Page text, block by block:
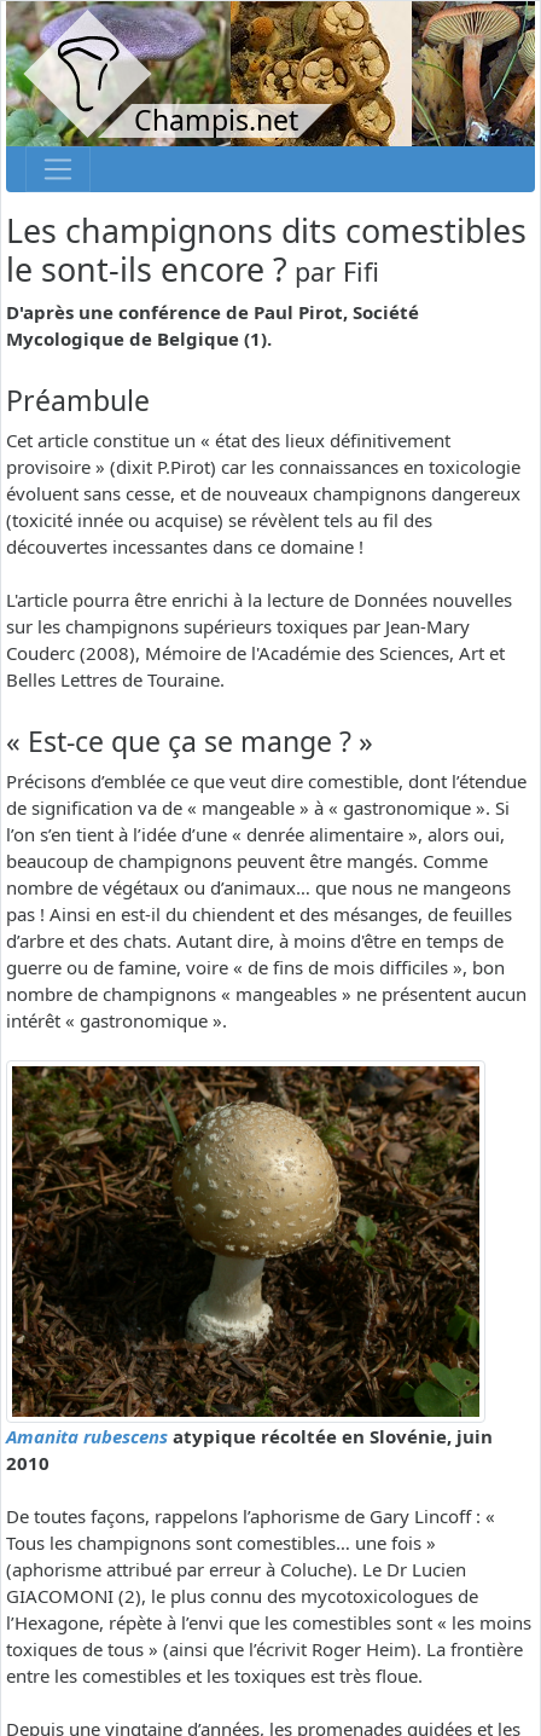
Champis.net
Les champignons dits comestibles
le sont-ils encore ? par Fifi
D'après une conférence de Paul Pirot, Société
Mycologique de Belgique (1).
Préambule
Cet article constitue un « état des lieux définitivement
provisoire » (dixit P.Pirot) car les connaissances en toxicologie
évoluent sans cesse, et de nouveaux champignons dangereux
(toxicité innée ou acquise) se révèlent tels au fil des
découvertes incessantes dans ce domaine !
L'article pourra être enrichi à la lecture de Données nouvelles
sur les champignons supérieurs toxiques par Jean-Mary
Couderc (2008), Mémoire de l'Académie des Sciences, Art et
Belles Lettres de Touraine.
« Est-ce que ça se mange ? »
Précisons d’emblée ce que veut dire comestible, dont l’étendue
de signification va de « mangeable » à « gastronomique ». Si
l’on s’en tient à l’idée d’une « denrée alimentaire », alors oui,
beaucoup de champignons peuvent être mangés. Comme
nombre de végétaux ou d’animaux… que nous ne mangeons
pas ! Ainsi en est-il du chiendent et des mésanges, de feuilles
d’arbre et des chats. Autant dire, à moins d'être en temps de
guerre ou de famine, voire « de fins de mois difficiles », bon
nombre de champignons « mangeables » ne présentent aucun
intérêt « gastronomique ».
Amanita rubescens atypique récoltée en Slovénie, juin
2010
De toutes façons, rappelons l’aphorisme de Gary Lincoff : «
Tous les champignons sont comestibles… une fois »
(aphorisme attribué par erreur à Coluche). Le Dr Lucien
GIACOMONI (2), le plus connu des mycotoxicologues de
l’Hexagone, répète à l’envi que les comestibles sont « les moins
toxiques de tous » (ainsi que l’écrivit Roger Heim). La frontière
entre les comestibles et les toxiques est très floue.
Depuis une vingtaine d’années, les promenades guidées et les